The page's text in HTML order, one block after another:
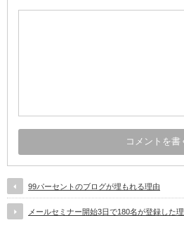
99パーセントのブログが埋もれる理由
メールセミナー開始3日で180名が登録した